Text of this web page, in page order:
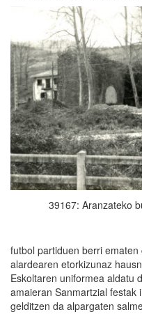
39167: Aranzateko
futbol partiduen berri ematen
alardearen etorkizunaz
Eskoltaren uniformea aldatu
amaieran Sanmartzial festak
gelditzen da alpargaten